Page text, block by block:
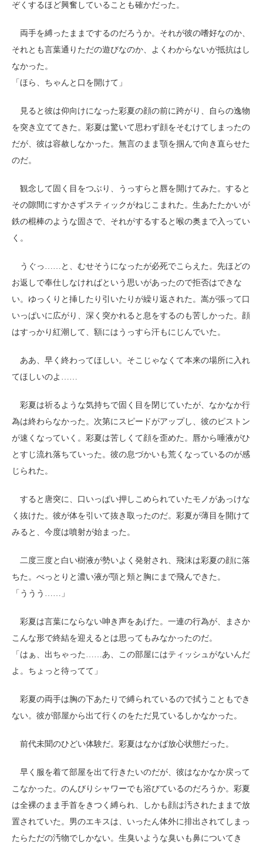
ぞくするほど興奮していることも確かだった。
両手を縛ったままでするのだろうか。それが彼の嗜好なのか、
それとも言葉通りただの遊びなのか、よくわからないが抵抗はし
なかった。
「ほら、ちゃんと口を開けて」
見ると彼は仰向けになった彩夏の顔の前に跨がり、自らの逸物
を突き立ててきた。彩夏は驚いて思わず顔をそむけてしまったの
だが、彼は容赦しなかった。無言のまま顎を掴んで向き直らせた
のだ。
観念して固く目をつぶり、うっすらと唇を開けてみた。すると
その隙間にすかさずスティックがねじこまれた。生あたたかいが
鉄の棍棒のような固さで、それがするすると喉の奥まで入ってい
く。
うぐっ……と、むせそうになったが必死でこらえた。先ほどの
お返しで奉仕しなければという思いがあったので拒否はできな
い。ゆっくりと挿したり引いたりが繰り返された。嵩が張って口
いっぱいに広がり、深く突かれると息をするのも苦しかった。顔
はすっかり紅潮して、額にはうっすら汗もにじんでいた。
ああ、早く終わってほしい。そこじゃなくて本来の場所に入れ
てほしいのよ……
彩夏は祈るような気持ちで固く目を閉じていたが、なかなか行
為は終わらなかった。次第にスピードがアップし、彼のピストン
が速くなっていく。彩夏は苦しくて顔を歪めた。唇から唾液がひ
とすじ流れ落ちていった。彼の息づかいも荒くなっているのが感
じられた。
すると唐突に、口いっぱい押しこめられていたモノがあっけな
く抜けた。彼が体を引いて抜き取ったのだ。彩夏が薄目を開けて
みると、今度は噴射が始まった。
二度三度と白い樹液が勢いよく発射され、飛沫は彩夏の顔に落
ちた。べっとりと濃い液が顎と頬と胸にまで飛んできた。
「ううう……」
彩夏は言葉にならない呻き声をあげた。一連の行為が、まさか
こんな形で終結を迎えるとは思ってもみなかったのだ。
「はぁ、出ちゃった……あ、この部屋にはティッシュがないんだ
よ。ちょっと待ってて」
彩夏の両手は胸の下あたりで縛られているので拭うこともでき
ない。彼が部屋から出て行くのをただ見ているしかなかった。
前代未聞のひどい体験だ。彩夏はなかば放心状態だった。
早く服を着て部屋を出て行きたいのだが、彼はなかなか戻って
こなかった。のんびりシャワーでも浴びているのだろうか。彩夏
は全裸のまま手首をきつく縛られ、しかも顔は汚されたままで放
置されていた。男のエキスは、いったん体外に排出されてしまっ
たらただの汚物でしかない。生臭いような臭いも鼻についてき